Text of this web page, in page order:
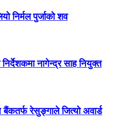
निर्मल पुर्जाको शव
नागेन्द्र साह नियुक्त
रेसुङ्गाले जित्यो अवार्ड